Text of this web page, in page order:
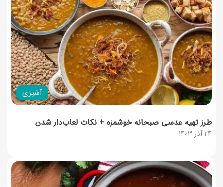
آشپزی
24 آذر 1403
طرز تهیه عدسی صبحانه خوشمزه + نکات لعاب‌دار شدن